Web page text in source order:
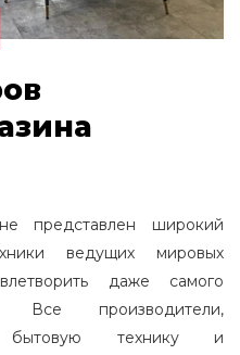
представлен широкий
ведущих мировых
даже самого
Все производители,
бытовую технику и